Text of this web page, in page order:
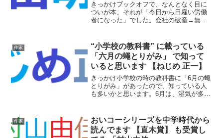
きっかけブックオフで、なんとなく目に
ついが本、それが「今日から日雇い労働
者になった」でした。会社の破産→無職
日雇い労働者になり、毎日の日記を記
し、それを読むという感じの...
作家
“小学校の教科書” に載っている
「六月の蠅とりがみ」 で知って
いると思います 【ねじめ 正一】
きっかけ小学校の時の教科書に「6月の蠅
とりがみ」があったので、知っている人
も多いかと思います。6月は、湿気が多い
象的だったためか、大学に入っても作者
の名前と題名は覚えて...
作家
おいコーシリーズを中学時代から
読んでます 【直木賞】 も受賞し